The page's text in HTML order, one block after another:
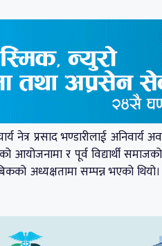
नेत्र प्रसाद भण्डारीलाई
आयोजनामा र पूर्व विद्यार्थी
अध्यक्षतामा सम्पन्न भएको